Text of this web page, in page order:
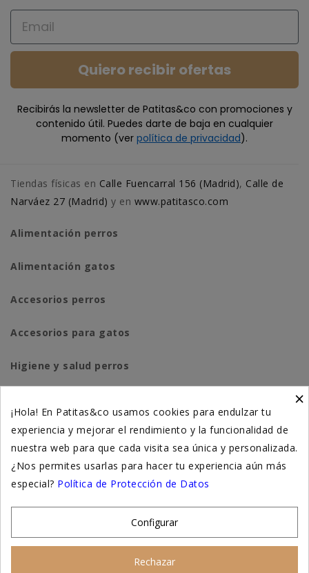
Email
Quiero recibir ofertas
Recibirás la newsletter de Patitas&co con promociones y
contenido útil. Puedes darte de baja en cualquier
momento (ver política de privacidad).
Tiendas físicas en Calle Fuencarral 156 (Madrid), Calle de
Narváez 27 (Madrid) y en www.patitasco.com
Alimentación perros
Alimentación gatos
Accesorios perros
Accesorios para gatos
Higiene y salud perros
Suplementación natural
Otros
×
¡Hola! En Patitas&co usamos cookies para endulzar tu
experiencia y mejorar el rendimiento y la funcionalidad de
nuestra web para que cada visita sea única y personalizada.
¿Nos permites usarlas para hacer tu experiencia aún más
especial? Política de Protección de Datos
Configurar
Rechazar